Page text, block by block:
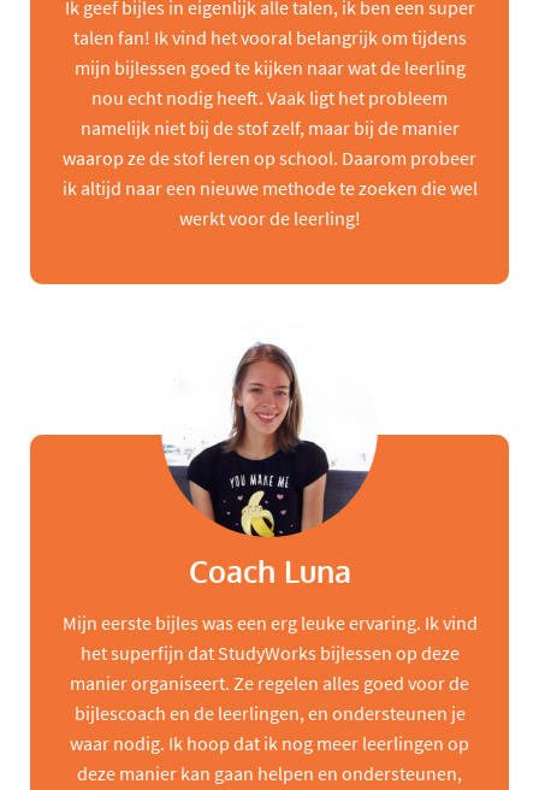
Ik geef bijles in eigenlijk alle talen, ik ben een super
talen fan! Ik vind het vooral belangrijk om tijdens
mijn bijlessen goed te kijken naar wat de leerling
nou echt nodig heeft. Vaak ligt het probleem
namelijk niet bij de stof zelf, maar bij de manier
waarop ze de stof leren op school. Daarom probeer
ik altijd naar een nieuwe methode te zoeken die wel
werkt voor de leerling!
Coach Luna
Mijn eerste bijles was een erg leuke ervaring. Ik vind
het superfijn dat StudyWorks bijlessen op deze
manier organiseert. Ze regelen alles goed voor de
bijlescoach en de leerlingen, en ondersteunen je
waar nodig. Ik hoop dat ik nog meer leerlingen op
deze manier kan gaan helpen en ondersteunen,